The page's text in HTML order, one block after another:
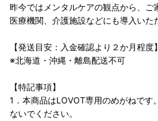
昨今ではメンタルケアの観点から、ご
医療機関、介護施設などにも導入いた
【発送目安：入金確認より２か月程度】
※北海道・沖縄・離島配送不可
【特記事項】
1．本商品はLOVOT専用のめがねです
ないでください。